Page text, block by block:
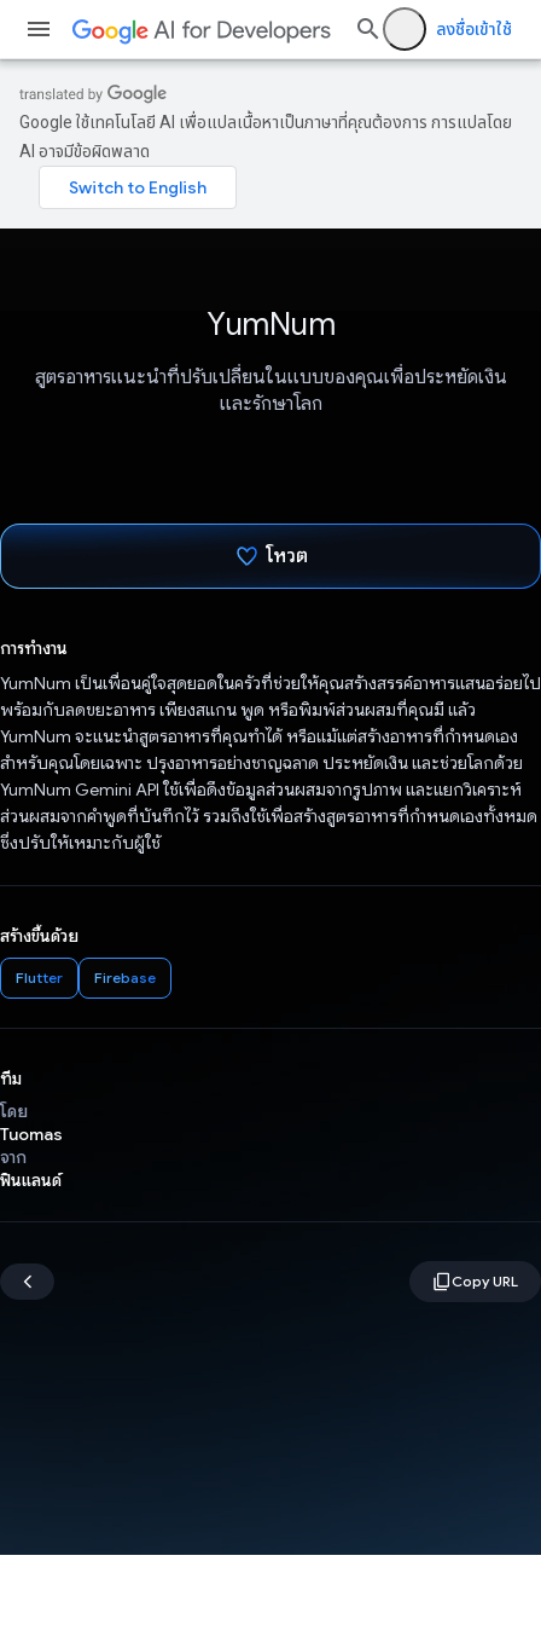
ลงชื่อเข้าใช้
Google ใช้เทคโนโลยี AI เพื่อแปลเนื้อหาเป็นภาษาที่คุณต้องการ การแปลโดย
AI อาจมีข้อผิดพลาด
YumNum
สูตรอาหารแนะนำที่ปรับเปลี่ยนในแบบของคุณเพื่อประหยัดเงิน
และรักษาโลก
โหวต
การทำงาน
YumNum เป็นเพื่อนคู่ใจสุดยอดในครัวที่ช่วยให้คุณสร้างสรรค์อาหารแสนอร่อยไป
พร้อมกับลดขยะอาหาร เพียงสแกน พูด หรือพิมพ์ส่วนผสมที่คุณมี แล้ว
YumNum จะแนะนำสูตรอาหารที่คุณทำได้ หรือแม้แต่สร้างอาหารที่กำหนดเอง
สำหรับคุณโดยเฉพาะ ปรุงอาหารอย่างชาญฉลาด ประหยัดเงิน และช่วยโลกด้วย
YumNum Gemini API ใช้เพื่อดึงข้อมูลส่วนผสมจากรูปภาพ และแยกวิเคราะห์
ส่วนผสมจากคำพูดที่บันทึกไว้ รวมถึงใช้เพื่อสร้างสูตรอาหารที่กำหนดเองทั้งหมด
ซึ่งปรับให้เหมาะกับผู้ใช้
สร้างขึ้นด้วย
Flutter Firebase
ทีม
โดย
Tuomas
จาก
ฟินแลนด์